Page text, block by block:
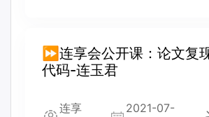
⏩连享会公开课：论文复
代码-连玉君
连享
2021-07-